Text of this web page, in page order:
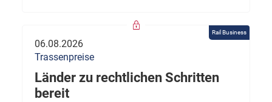
Rail Business
06.08.2026
Trassenpreise
Länder zu rechtlichen Schritten
bereit